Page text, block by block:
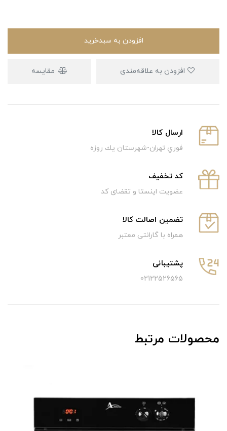
افزودن به سبدخرید
مقایسه
ارسال كالا
فوري تهران-شهرستان يك روزه
كد تخفيف
عضویت اینستا و تقضای کد
تضمین اصالت کالا
همراه با گارانتی معتبر
پشتیبانی
02122526565
محصولات مرتبط